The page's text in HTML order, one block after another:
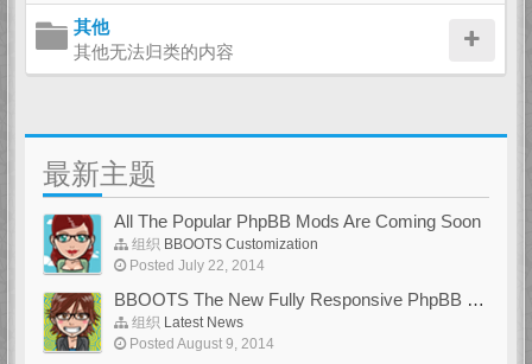
其他
其他无法归类的内容
最新主题
All The Popular PhpBB Mods Are Coming Soon
组织 BBOOTS Customization
Posted July 22, 2014
BBOOTS The New Fully Responsive PhpBB Theme
组织 Latest News
Posted August 9, 2014